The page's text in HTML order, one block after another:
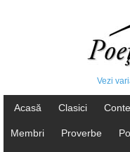
Vezi
Acasă Clasici
Membri Proverbe